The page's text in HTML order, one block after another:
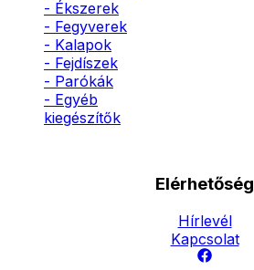
- Ékszerek
- Fegyverek
- Kalapok
- Fejdíszek
- Parókák
- Egyéb
kiegészítők
Elérhetőség
Hírlevél
Kapcsolat